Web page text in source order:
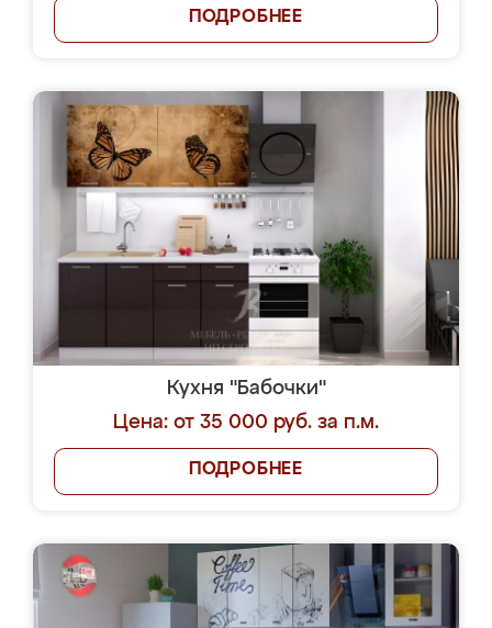
ПОДРОБНЕЕ
Кухня "Бабочки"
Цена: от 35 000 руб. за п.м.
ПОДРОБНЕЕ